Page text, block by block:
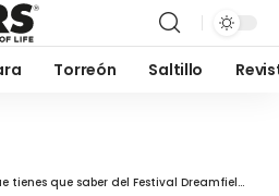
Torreón Saltillo
que saber del Festival Dreamfields 2024: horarios, line up y precio de boletos